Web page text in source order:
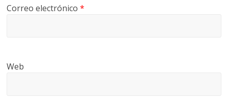
Correo electrónico*
Web